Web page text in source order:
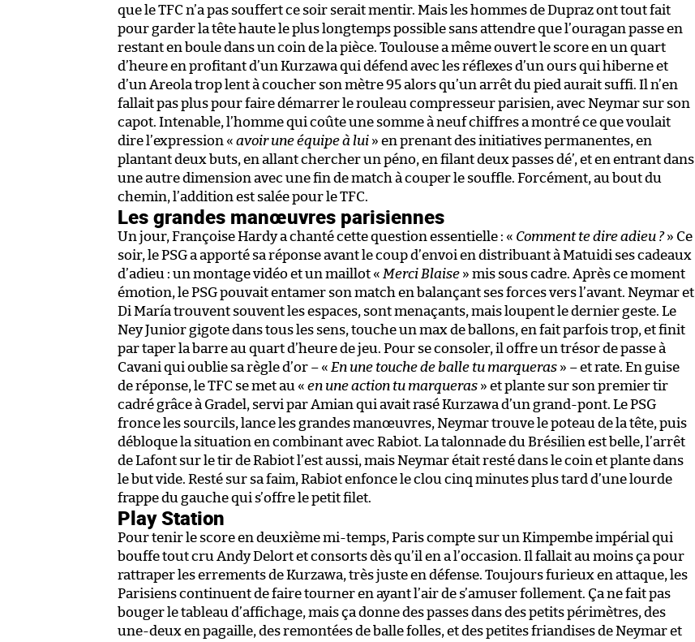
que le TFC n’a pas souffert ce soir serait mentir. Mais les hommes de Dupraz ont tout fait
pour garder la tête haute le plus longtemps possible sans attendre que l’ouragan passe en
restant en boule dans un coin de la pièce. Toulouse a même ouvert le score en un quart
d’heure en profitant d’un Kurzawa qui défend avec les réflexes d’un ours qui hiberne et
d’un Areola trop lent à coucher son mètre 95 alors qu’un arrêt du pied aurait suffi. Il n’en
fallait pas plus pour faire démarrer le rouleau compresseur parisien, avec Neymar sur son
capot. Intenable, l’homme qui coûte une somme à neuf chiffres a montré ce que voulait
dire l’expression « avoir une équipe à lui » en prenant des initiatives permanentes, en
plantant deux buts, en allant chercher un péno, en filant deux passes dé’, et en entrant dans
une autre dimension avec une fin de match à couper le souffle. Forcément, au bout du
chemin, l’addition est salée pour le TFC.
Les grandes manœuvres parisiennes
Un jour, Françoise Hardy a chanté cette question essentielle : « Comment te dire adieu ?» Ce
soir, le PSG a apporté sa réponse avant le coup d’envoi en distribuant à Matuidi ses cadeaux
d’adieu : un montage vidéo et un maillot « Merci Blaise » mis sous cadre. Après ce moment
émotion, le PSG pouvait entamer son match en balançant ses forces vers l’avant. Neymar et
Di María trouvent souvent les espaces, sont menaçants, mais loupent le dernier geste. Le
Ney Junior gigote dans tous les sens, touche un max de ballons, en fait parfois trop, et finit
par taper la barre au quart d’heure de jeu. Pour se consoler, il offre un trésor de passe à
Cavani qui oublie sa règle d’or – « En une touche de balle tu marqueras » – et rate. En guise
de réponse, le TFC se met au « en une action tu marqueras » et plante sur son premier tir
cadré grâce à Gradel, servi par Amian qui avait rasé Kurzawa d’un grand-pont. Le PSG
fronce les sourcils, lance les grandes manœuvres, Neymar trouve le poteau de la tête, puis
débloque la situation en combinant avec Rabiot. La talonnade du Brésilien est belle, l’arrêt
de Lafont sur le tir de Rabiot l’est aussi, mais Neymar était resté dans le coin et plante dans
le but vide. Resté sur sa faim, Rabiot enfonce le clou cinq minutes plus tard d’une lourde
frappe du gauche qui s’offre le petit filet.
Play Station
Pour tenir le score en deuxième mi-temps, Paris compte sur un Kimpembe impérial qui
bouffe tout cru Andy Delort et consorts dès qu’il en a l’occasion. Il fallait au moins ça pour
rattraper les errements de Kurzawa, très juste en défense. Toujours furieux en attaque, les
Parisiens continuent de faire tourner en ayant l’air de s’amuser follement. Ça ne fait pas
bouger le tableau d’affichage, mais ça donne des passes dans des petits périmètres, des
une-deux en pagaille, des remontées de balle folles, et des petites friandises de Neymar et